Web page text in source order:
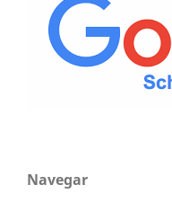
Navegar